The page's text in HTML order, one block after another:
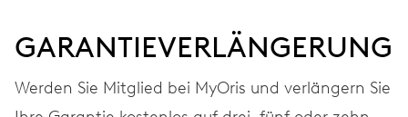
GARANTIEVERLÄNGERUNG
Werden Sie Mitglied bei MyOris und verlängern Sie